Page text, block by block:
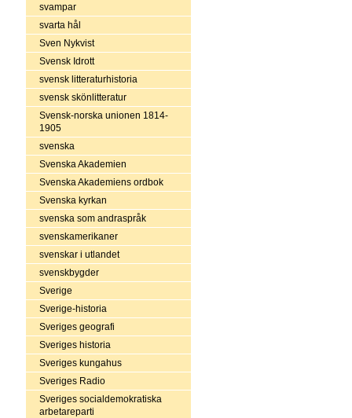
svampar
svarta hål
Sven Nykvist
Svensk Idrott
svensk litteraturhistoria
svensk skönlitteratur
Svensk-norska unionen 1814-
1905
svenska
Svenska Akademien
Svenska Akademiens ordbok
Svenska kyrkan
svenska som andraspråk
svenskamerikaner
svenskar i utlandet
svenskbygder
Sverige
Sverige-historia
Sveriges geografi
Sveriges historia
Sveriges kungahus
Sveriges Radio
Sveriges socialdemokratiska
arbetareparti